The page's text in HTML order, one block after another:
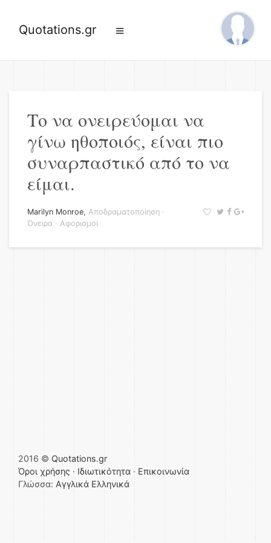
Quotations.gr
Το να ονειρεύομαι να
γίνω ηθοποιός, είναι πιο
συναρπαστικό από το να
είμαι.
Marilyn Monroe, Αποδραματοποίηση ·
Όνειρα · Αφορισμοί
2016 © Quotations.gr
Όροι χρήσης · Ιδιωτικότητα · Επικοινωνία
Γλώσσα: Αγγλικά Ελληνικά